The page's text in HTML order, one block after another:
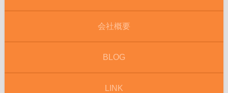
会社概要
BLOG
LINK